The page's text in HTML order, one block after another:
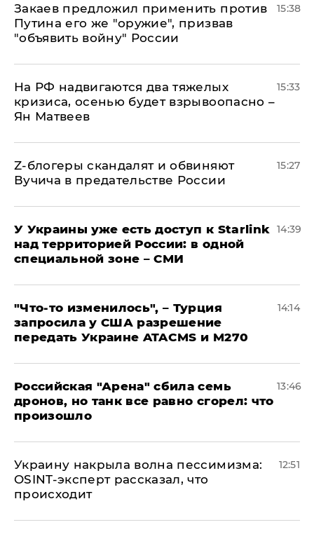
Закаев предложил применить против
Путина его же "оружие", призвав
"объявить войну" России
15:38
На РФ надвигаются два тяжелых
кризиса, осенью будет взрывоопасно –
Ян Матвеев
15:33
Z-блогеры скандалят и обвиняют
Вучича в предательстве России
15:27
У Украины уже есть доступ к Starlink
над территорией России: в одной
специальной зоне – СМИ
14:39
​"Что-то изменилось", – Турция
запросила у США разрешение
передать Украине ATACMS и M270
14:14
​Российская "Арена" сбила семь
дронов, но танк все равно сгорел: что
произошло
13:46
​Украину накрыла волна пессимизма:
OSINT-эксперт рассказал, что
происходит
12:51